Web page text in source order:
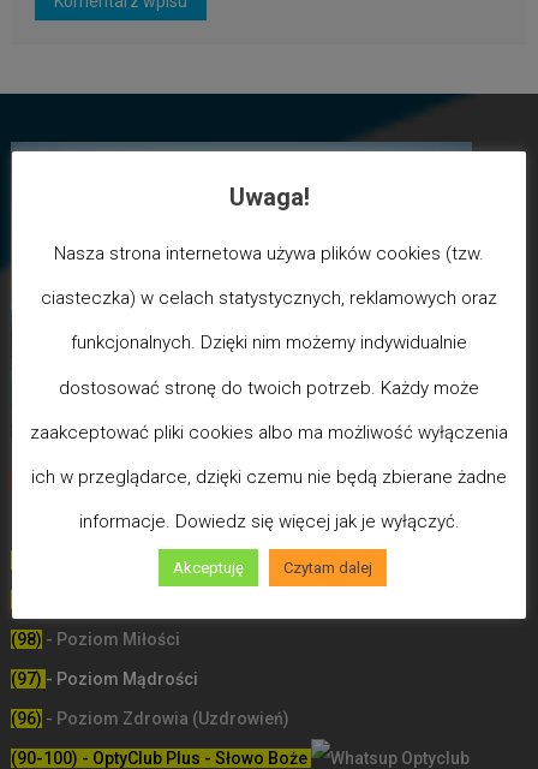
Biegun Maksymalizmu -Poziom wcześniejszej śmierci
biologicznej
(100) - Bóg/Duch istnieje / JA JESTEM
(98) - Poziom Miłości
(97) - Poziom Mądrości
(96) - Poziom Zdrowia (Uzdrowień)
(90-100) - OptyClub Plus - Słowo Boże
Uwaga!
Nasza strona internetowa używa plików cookies (tzw.
ciasteczka) w celach statystycznych, reklamowych oraz
funkcjonalnych. Dzięki nim możemy indywidualnie
dostosować stronę do twoich potrzeb. Każdy może
zaakceptować pliki cookies albo ma możliwość wyłączenia
ich w przeglądarce, dzięki czemu nie będą zbierane żadne
informacje. Dowiedz się więcej jak je wyłączyć.
Akceptuję Czytam dalej